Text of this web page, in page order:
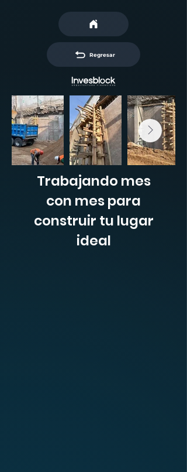
Regresar
Trabajando mes
con mes para
construir tu lugar
ideal